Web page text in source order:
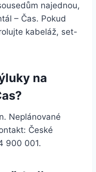
najednou,
– Čas. Pokud
kabeláž, set-
na
Neplánované
České
900 001.